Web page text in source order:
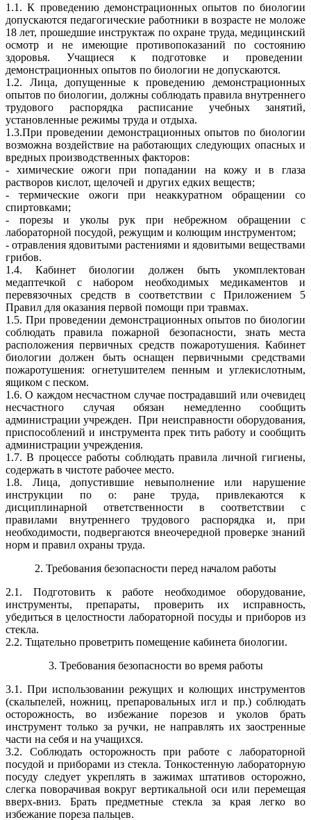
1.1. К проведению демонстрационных опытов по биологии
допускаются педагогические работники в возрасте не моложе
18 лет, прошедшие инструктаж по охране труда, медицинский
осмотр и не имеющие противопоказаний по состоянию
здоровья. Учащиеся к подготовке и проведении
демонстрационных опытов по биологии не допускаются.
1.2. Лица, допущенные к проведению демонстрационных
опытов по биологии, должны соблюдать правила внутреннего
трудового распорядка расписание учебных занятий,
установленные режимы труда и отдыха.
1.3.При проведении демонстрационных опытов по биологии
возможна воздействие на работающих следующих опасных и
вредных производственных факторов:
- химические ожоги при попадании на кожу и в глаза
растворов кислот, щелочей и других едких веществ;
- термические ожоги при неаккуратном обращении со
спиртовками;
- порезы и уколы рук при небрежном обращении с
лабораторной посудой, режущим и колющим инструментом;
- отравления ядовитыми растениями и ядовитыми веществами
грибов.
1.4. Кабинет биологии должен быть укомплектован
медаптечкой с набором необходимых медикаментов и
перевязочных средств в соответствии с Приложением 5
Правил для оказания первой помощи при травмах.
1.5. При проведении демонстрационных опытов по биологии
соблюдать правила пожарной безопасности, знать места
расположения первичных средств пожаротушения. Кабинет
биологии должен быть оснащен первичными средствами
пожаротушения: огнетушителем пенным и углекислотным,
ящиком с песком.
1.6. О каждом несчастном случае пострадавший или очевидец
несчастного случая обязан немедленно сообщить
администрации учрежден. При неисправности оборудования,
приспособлений и инструмента прек тить работу и сообщить
администрации учреждения.
1.7. В процессе работы соблюдать правила личной гигиены,
содержать в чистоте рабочее место.
1.8. Лица, допустившие невыполнение или нарушение
инструкции по о: ране труда, привлекаются к
дисциплинарной ответственности в соответствии с
правилами внутреннего трудового распорядка и, при
необходимости, подвергаются внеочередной проверке знаний
норм и правил охраны труда.
2. Требования безопасности перед началом работы
2.1. Подготовить к работе необходимое оборудование,
инструменты, препараты, проверить их исправность,
убедиться в целостности лабора­торной посуды и приборов из
стекла.
2.2. Тщательно проветрить помещение кабинета биологии.
3. Требования безопасности во время работы
3.1. При использовании режущих и колющих инструментов
(скальпе­лей, ножниц, препаровальных игл и пр.) соблюдать
осторожность, во из­бежание порезов и уколов брать
инструмент только за ручки, не направ­лять их заостренные
части на себя и на учащихся.
3.2. Соблюдать осторожность при работе с лабораторной
посудой и приборами из стекла. Тонкостенную лабораторную
посуду следует ук­реплять в зажимах штативов осторожно,
слегка поворачивая вокруг вер­тикальной оси или перемещая
вверх-вниз. Брать предметные стекла за края легко во
избежание пореза пальцев.